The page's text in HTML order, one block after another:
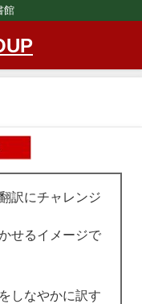
館
訳にチャレンジ
せるイメージで
しなやかに訳す